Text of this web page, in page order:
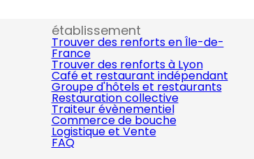
établissement
Trouver des renforts en Île-de-
France
Trouver des renforts à Lyon
Café et restaurant indépendant
Groupe d'hôtels et restaurants
Restauration collective
Traiteur évènementiel
Commerce de bouche
Logistique et Vente
FAQ